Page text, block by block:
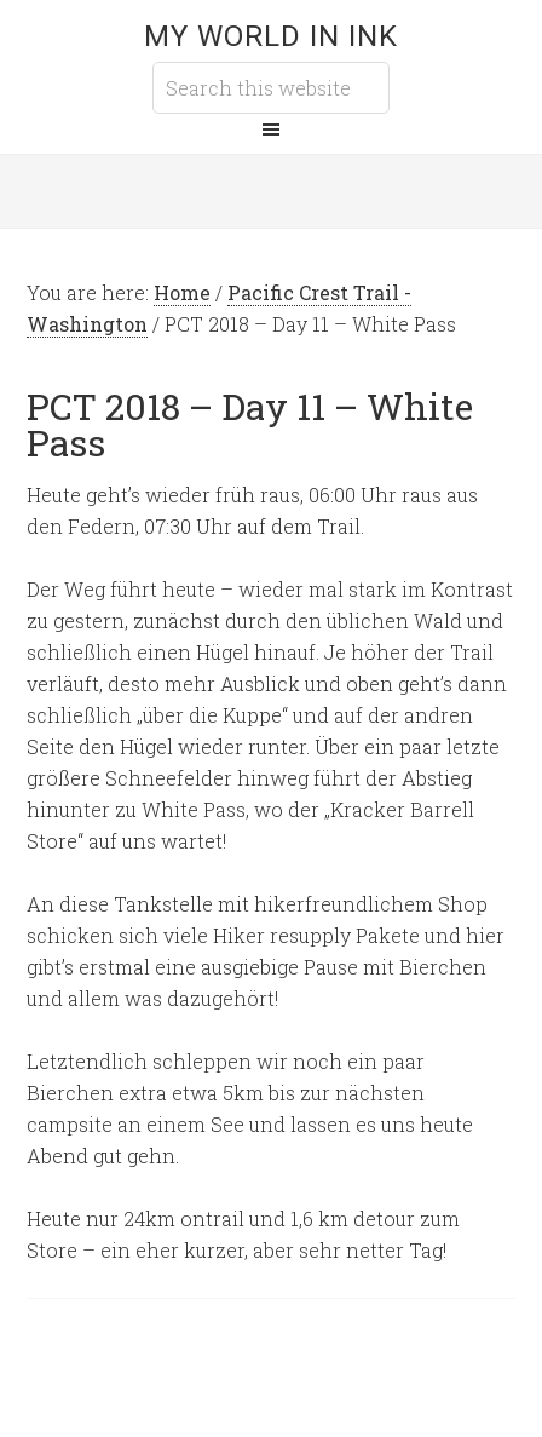
MY WORLD IN INK
You are here: Home / Pacific Crest Trail -
Washington /PCT 2018 – Day 11 – White Pass
PCT 2018 – Day 11 – White
Pass
Heute geht’s wieder früh raus, 06:00 Uhr raus aus
den Federn, 07:30 Uhr auf dem Trail.
Der Weg führt heute – wieder mal stark im Kontrast
zu gestern, zunächst durch den üblichen Wald und
schließlich einen Hügel hinauf. Je höher der Trail
verläuft, desto mehr Ausblick und oben geht’s dann
schließlich „über die Kuppe“ und auf der andren
Seite den Hügel wieder runter. Über ein paar letzte
größere Schneefelder hinweg führt der Abstieg
hinunter zu White Pass, wo der „Kracker Barrell
Store“ auf uns wartet!
An diese Tankstelle mit hikerfreundlichem Shop
schicken sich viele Hiker resupply Pakete und hier
gibt’s erstmal eine ausgiebige Pause mit Bierchen
und allem was dazugehört!
Letztendlich schleppen wir noch ein paar
Bierchen extra etwa 5km bis zur nächsten
campsite an einem See und lassen es uns heute
Abend gut gehn.
Heute nur 24km ontrail und 1,6 km detour zum
Store – ein eher kurzer, aber sehr netter Tag!